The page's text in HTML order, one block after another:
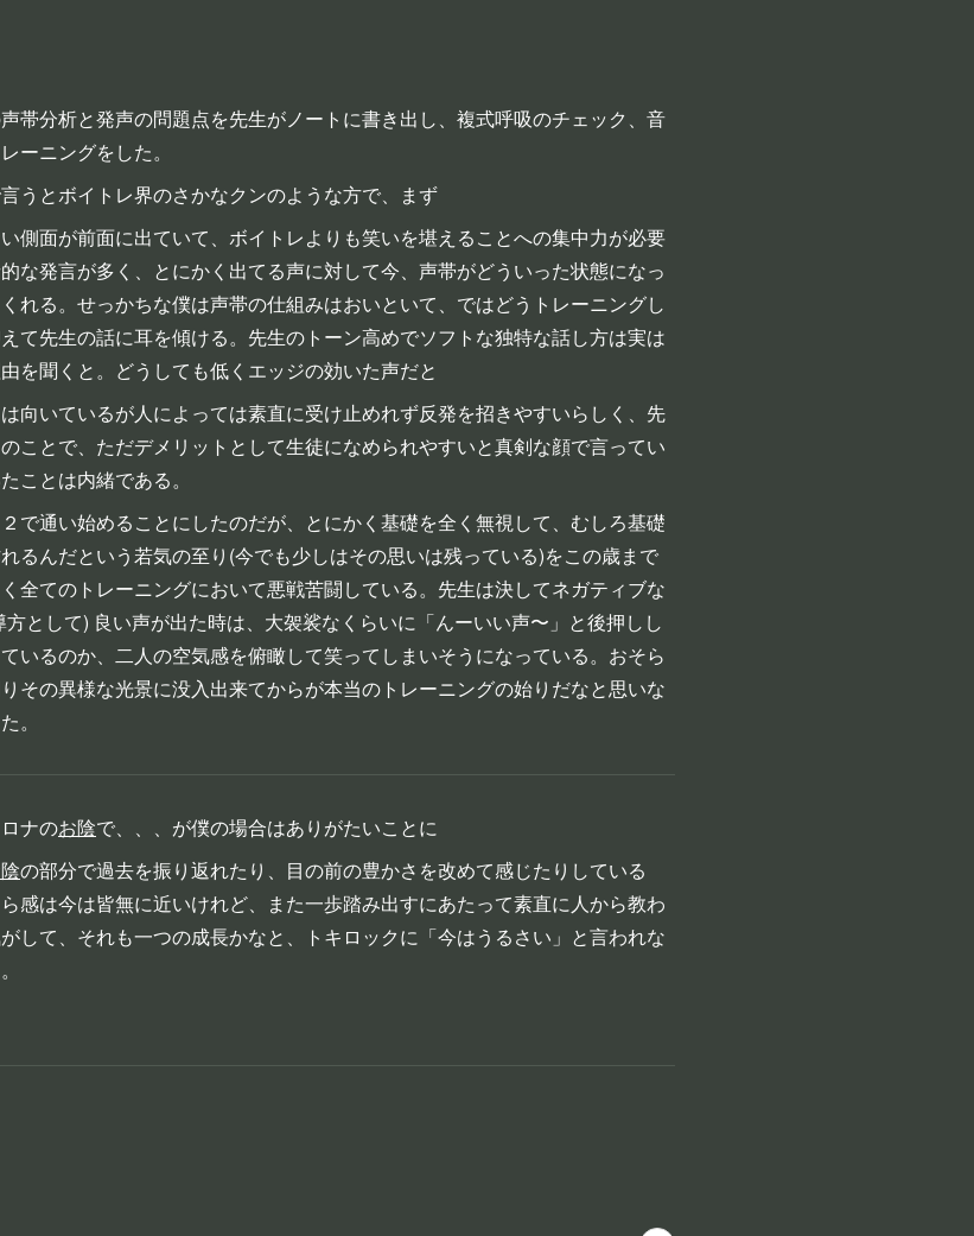
帯分析と発声の問題点を先生がノートに書き出し、複式呼吸のチェック、音
ーニングをした。
うとボイトレ界のさかなクンのような方で、まず
側面が前面に出ていて、ボイトレよりも笑いを堪えることへの集中力が必要
な発言が多く、とにかく出てる声に対して今、声帯がどういった状態になっ
れる。せっかちな僕は声帯の仕組みはおいといて、ではどうトレーニングし
て先生の話に耳を傾ける。先生のトーン高めでソフトな独特な話し方は実は
を聞くと。どうしても低くエッジの効いた声だと
向いているが人によっては素直に受け止めれず反発を招きやすいらしく、先
ことで、ただデメリットとして生徒になめられやすいと真剣な顔で言ってい
ことは内緒である。
で通い始めることにしたのだが、とにかく基礎を全く無視して、むしろ基礎
るんだという若気の至り(今でも少しはその思いは残っている)をこの歳まで
全てのトレーニングにおいて悪戦苦闘している。先生は決してネガティブな
として) 良い声が出た時は、大袈裟なくらいに「んーいい声〜」と後押しし
いるのか、二人の空気感を俯瞰して笑ってしまいそうになっている。おそら
その異様な光景に没入出来てからが本当のトレーニングの始りだなと思いな
。
ナのお陰で、、、が僕の場合はありがたいことに
の部分で過去を振り返れたり、目の前の豊かさを改めて感じたりしている
感は今は皆無に近いけれど、また一歩踏み出すにあたって素直に人から教わ
して、それも一つの成長かなと、トキロックに「今はうるさい」と言われな